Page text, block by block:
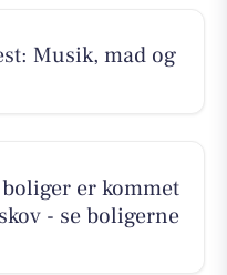
Musik, mad og
er kommet
- se boligerne